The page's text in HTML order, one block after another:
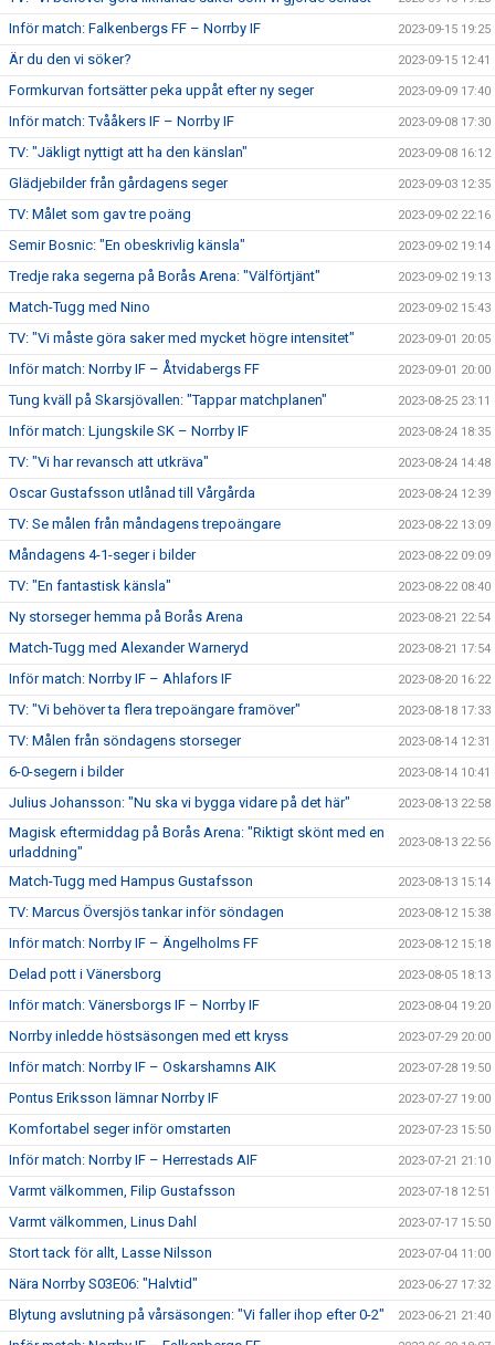
Inför match: Falkenbergs FF – Norrby IF 2023-09-15 19:25
Är du den vi söker? 2023-09-15 12:41
Formkurvan fortsätter peka uppåt efter ny seger 2023-09-09 17:40
Inför match: Tvååkers IF – Norrby IF 2023-09-08 17:30
TV: "Jäkligt nyttigt att ha den känslan" 2023-09-08 16:12
Glädjebilder från gårdagens seger 2023-09-03 12:35
TV: Målet som gav tre poäng 2023-09-02 22:16
Semir Bosnic: "En obeskrivlig känsla" 2023-09-02 19:14
Tredje raka segerna på Borås Arena: "Välförtjänt" 2023-09-02 19:13
Match-Tugg med Nino 2023-09-02 15:43
TV: "Vi måste göra saker med mycket högre intensitet" 2023-09-01 20:05
Inför match: Norrby IF – Åtvidabergs FF 2023-09-01 20:00
Tung kväll på Skarsjövallen: "Tappar matchplanen" 2023-08-25 23:11
Inför match: Ljungskile SK – Norrby IF 2023-08-24 18:35
TV: "Vi har revansch att utkräva" 2023-08-24 14:48
Oscar Gustafsson utlånad till Vårgårda 2023-08-24 12:39
TV: Se målen från måndagens trepoängare 2023-08-22 13:09
Måndagens 4-1-seger i bilder 2023-08-22 09:09
TV: "En fantastisk känsla" 2023-08-22 08:40
Ny storseger hemma på Borås Arena 2023-08-21 22:54
Match-Tugg med Alexander Warneryd 2023-08-21 17:54
Inför match: Norrby IF – Ahlafors IF 2023-08-20 16:22
TV: "Vi behöver ta flera trepoängare framöver" 2023-08-18 17:33
TV: Målen från söndagens storseger 2023-08-14 12:31
6-0-segern i bilder 2023-08-14 10:41
Julius Johansson: "Nu ska vi bygga vidare på det här" 2023-08-13 22:58
Magisk eftermiddag på Borås Arena: "Riktigt skönt med en
urladdning"
2023-08-13 22:56
Match-Tugg med Hampus Gustafsson 2023-08-13 15:14
TV: Marcus Översjös tankar inför söndagen 2023-08-12 15:38
Inför match: Norrby IF – Ängelholms FF 2023-08-12 15:18
Delad pott i Vänersborg 2023-08-05 18:13
Inför match: Vänersborgs IF – Norrby IF 2023-08-04 19:20
Norrby inledde höstsäsongen med ett kryss 2023-07-29 20:00
Inför match: Norrby IF – Oskarshamns AIK 2023-07-28 19:50
Pontus Eriksson lämnar Norrby IF 2023-07-27 19:00
Komfortabel seger inför omstarten 2023-07-23 15:50
Inför match: Norrby IF – Herrestads AIF 2023-07-21 21:10
Varmt välkommen, Filip Gustafsson 2023-07-18 12:51
Varmt välkommen, Linus Dahl 2023-07-17 15:50
Stort tack för allt, Lasse Nilsson 2023-07-04 11:00
Nära Norrby S03E06: "Halvtid" 2023-06-27 17:32
Blytung avslutning på vårsäsongen: "Vi faller ihop efter 0-2" 2023-06-21 21:40